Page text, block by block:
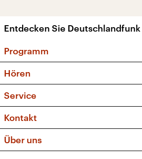
Entdecken Sie
Programm
Sendungen und Podcasts
Musikliste
Kakadu – Das
Hören
Frequenzen (UKW + DAB+)
Service
FAQ
Apps
Newsletter
Kontakt
Social Media
Über uns